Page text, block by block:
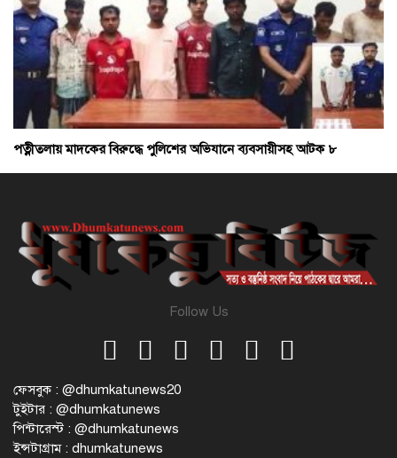
পত্নীতলায় মাদকের বিরুদ্ধে পুলিশের অভিযানে ব্যবসায়ীসহ আটক ৮
Follow Us
ফেসবুক : @dhumkatunews20
টুইটার : @dhumkatunews
পিন্টারেস্ট : @dhumkatunews
ইন্সটাগ্রাম : dhumkatunews